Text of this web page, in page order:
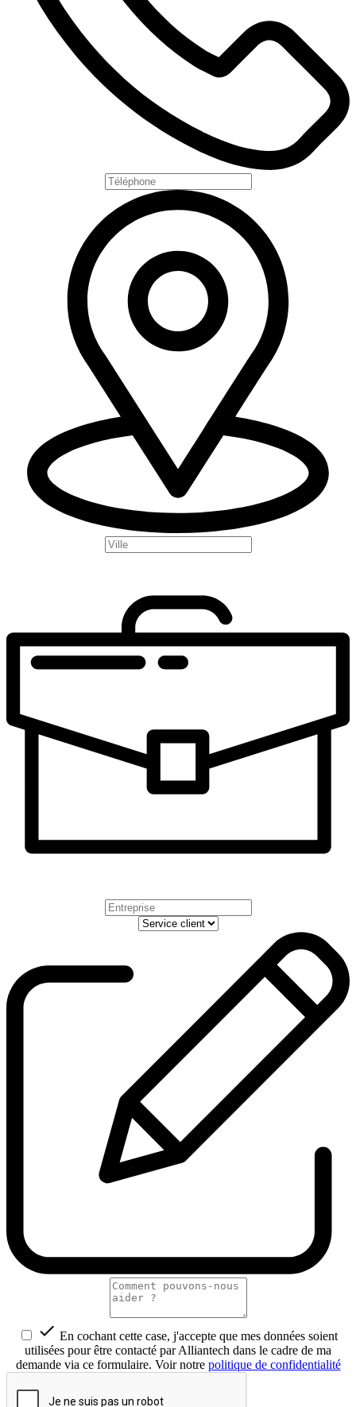
 En cochant cette case, j'accepte que mes données soient
utilisées pour être contacté par Alliantech dans le cadre de ma
demande via ce formulaire. Voir notre politique de confidentialité